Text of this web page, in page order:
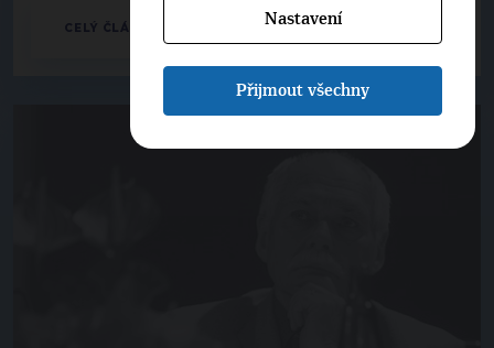
CELÝ ČLÁNEK
Nastavení
Přijmout všechny